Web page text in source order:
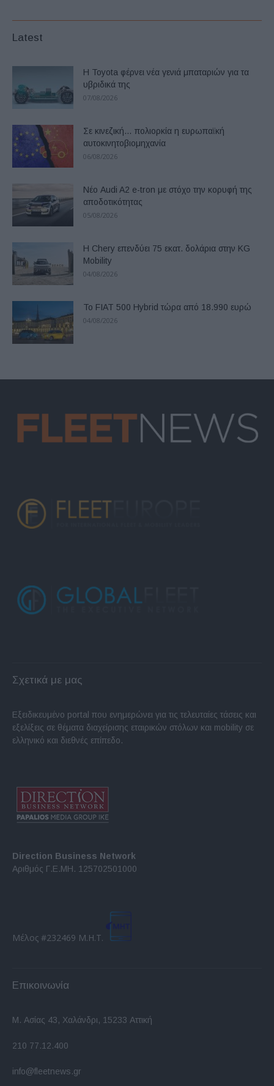
Latest
Η Toyota φέρνει νέα γενιά μπαταριών για τα
υβριδικά της
07/08/2026
Σε κινεζική… πολιορκία η ευρωπαϊκή
αυτοκινητοβιομηχανία
06/08/2026
Νέο Audi A2 e-tron με στόχο την κορυφή της
αποδοτικότητας
05/08/2026
Η Chery επενδύει 75 εκατ. δολάρια στην KG
Mobility
04/08/2026
Το FIAT 500 Hybrid τώρα από 18.990 ευρώ
04/08/2026
Σχετικά με μας
Εξειδικευμένο portal που ενημερώνει για τις τελευταίες τάσεις και
εξελίξεις σε θέματα διαχείρισης εταιρικών στόλων και mobility σε
ελληνικό και διεθνές επίπεδο.
Direction Business Network
Αριθμός Γ.Ε.ΜΗ. 125702501000
Μέλος #232469 Μ.Η.Τ.
Επικοινωνία
Μ. Ασίας 43, Χαλάνδρι, 15233 Αττική
210 77.12.400
info@fleetnews.gr